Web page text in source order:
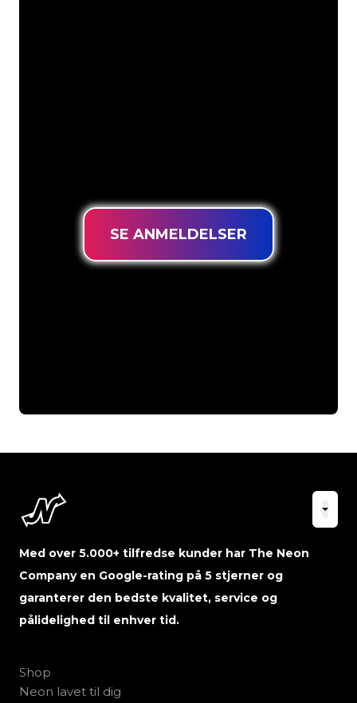
SE ANMELDELSER
Med over 5.000+ tilfredse kunder har The Neon
Company en Google-rating på 5 stjerner og
garanterer den bedste kvalitet, service og
pålidelighed til enhver tid.
Shop
Neon lavet til dig